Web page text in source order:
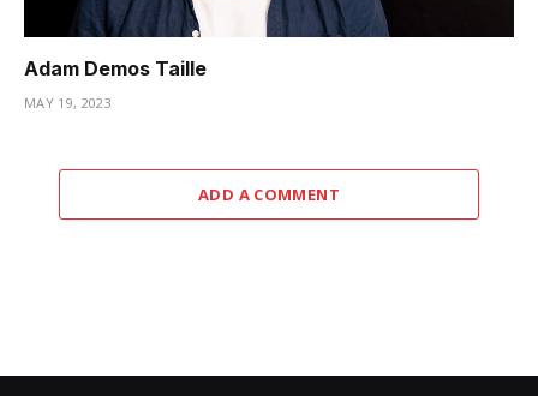
Adam Demos Taille
MAY 19, 2023
ADD A COMMENT